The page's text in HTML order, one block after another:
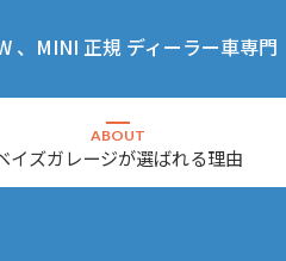
、MINI 正規 ディーラー車専門
ABOUT
イズガレージが選ばれる理由